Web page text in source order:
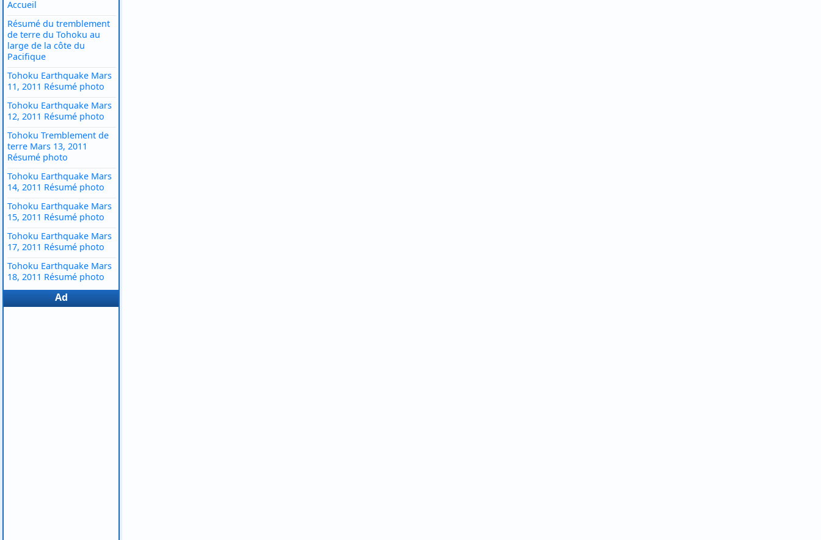
Accueil
Résumé du tremblement
de terre du Tohoku au
large de la côte du
Pacifique
Tohoku Earthquake Mars
11, 2011 Résumé photo
Tohoku Earthquake Mars
12, 2011 Résumé photo
Tohoku Tremblement de
terre Mars 13, 2011
Résumé photo
Tohoku Earthquake Mars
14, 2011 Résumé photo
Tohoku Earthquake Mars
15, 2011 Résumé photo
Tohoku Earthquake Mars
17, 2011 Résumé photo
Tohoku Earthquake Mars
18, 2011 Résumé photo
Ad